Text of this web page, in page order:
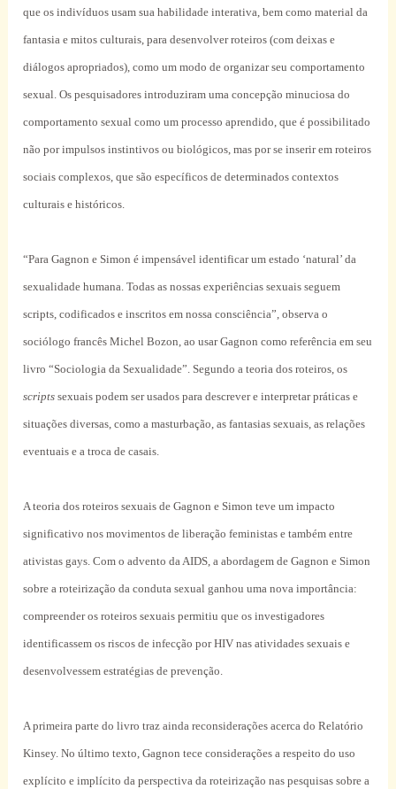
que os indivíduos usam sua habilidade interativa, bem como material da
fantasia e mitos culturais, para desenvolver roteiros (com deixas e
diálogos apropriados), como um modo de organizar seu comportamento
sexual. Os pesquisadores introduziram uma concepção minuciosa do
comportamento sexual como um processo aprendido, que é possibilitado
não por impulsos instintivos ou biológicos, mas por se inserir em roteiros
sociais complexos, que são específicos de determinados contextos
culturais e históricos.
“Para Gagnon e Simon é impensável identificar um estado ‘natural’ da
sexualidade humana. Todas as nossas experiências sexuais seguem
scripts, codificados e inscritos em nossa consciência”, observa o
sociólogo francês Michel Bozon, ao usar Gagnon como referência em seu
livro “Sociologia da Sexualidade”. Segundo a teoria dos roteiros, os
scripts sexuais podem ser usados para descrever e interpretar práticas e
situações diversas, como a masturbação, as fantasias sexuais, as relações
eventuais e a troca de casais.
A teoria dos roteiros sexuais de Gagnon e Simon teve um impacto
significativo nos movimentos de liberação feministas e também entre
ativistas gays. Com o advento da AIDS, a abordagem de Gagnon e Simon
sobre a roteirização da conduta sexual ganhou uma nova importância:
compreender os roteiros sexuais permitiu que os investigadores
identificassem os riscos de infecção por HIV nas atividades sexuais e
desenvolvessem estratégias de prevenção.
A primeira parte do livro traz ainda reconsiderações acerca do Relatório
Kinsey. No último texto, Gagnon tece considerações a respeito do uso
explícito e implícito da perspectiva da roteirização nas pesquisas sobre a